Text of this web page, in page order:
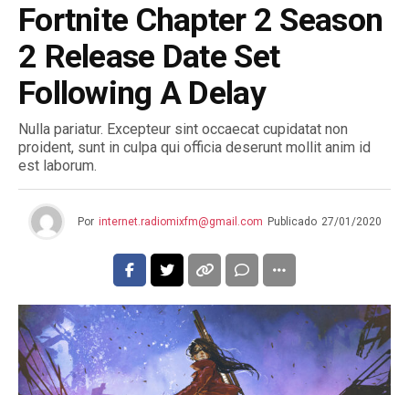
Fortnite Chapter 2 Season
2 Release Date Set
Following A Delay
Nulla pariatur. Excepteur sint occaecat cupidatat non
proident, sunt in culpa qui officia deserunt mollit anim id
est laborum.
Por internet.radiomixfm@gmail.com Publicado 27/01/2020